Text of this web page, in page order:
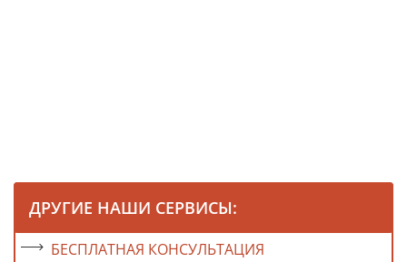
ДРУГИЕ НАШИ СЕРВИСЫ:
БЕСПЛАТНАЯ КОНСУЛЬТАЦИЯ